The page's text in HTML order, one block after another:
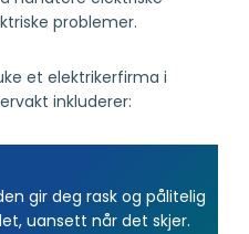
problemer.
et elektrikerfirma i
inkluderer:
gir deg rask og pålitelig
uansett når det skjer.